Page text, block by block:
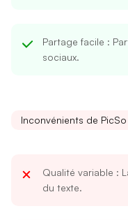
Partage facile :
sociaux.
Inconvénients de PicSo
Qualité variable :
du texte.